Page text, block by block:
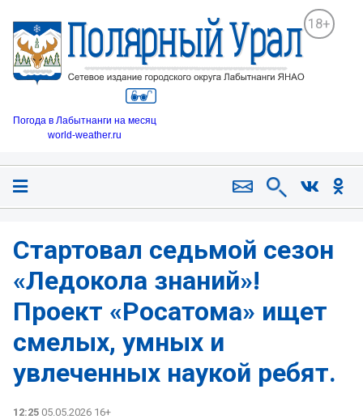
18+
Погода в Лабытнанги на месяц
world-weather.ru
Стартовал седьмой сезон
«Ледокола знаний»!
Проект «Росатома» ищет
смелых, умных и
увлеченных наукой ребят.
12:25 05.05.2026 16+